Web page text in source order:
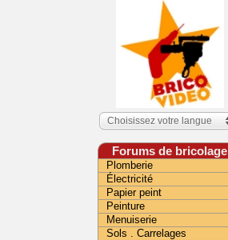
Choisissez votre langue
Forums de bricolage
Plomberie
Électricité
Papier peint
Peinture
Menuiserie
Sols . Carrelages